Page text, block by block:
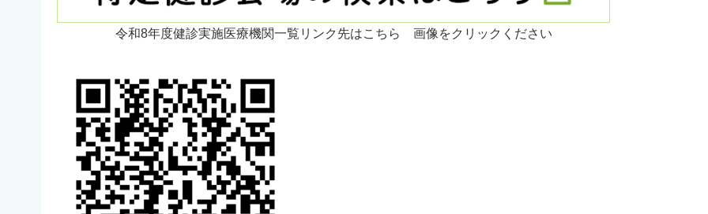
令和8年度健診実施医療機関一覧リンク先はこちら 画像をクリックください